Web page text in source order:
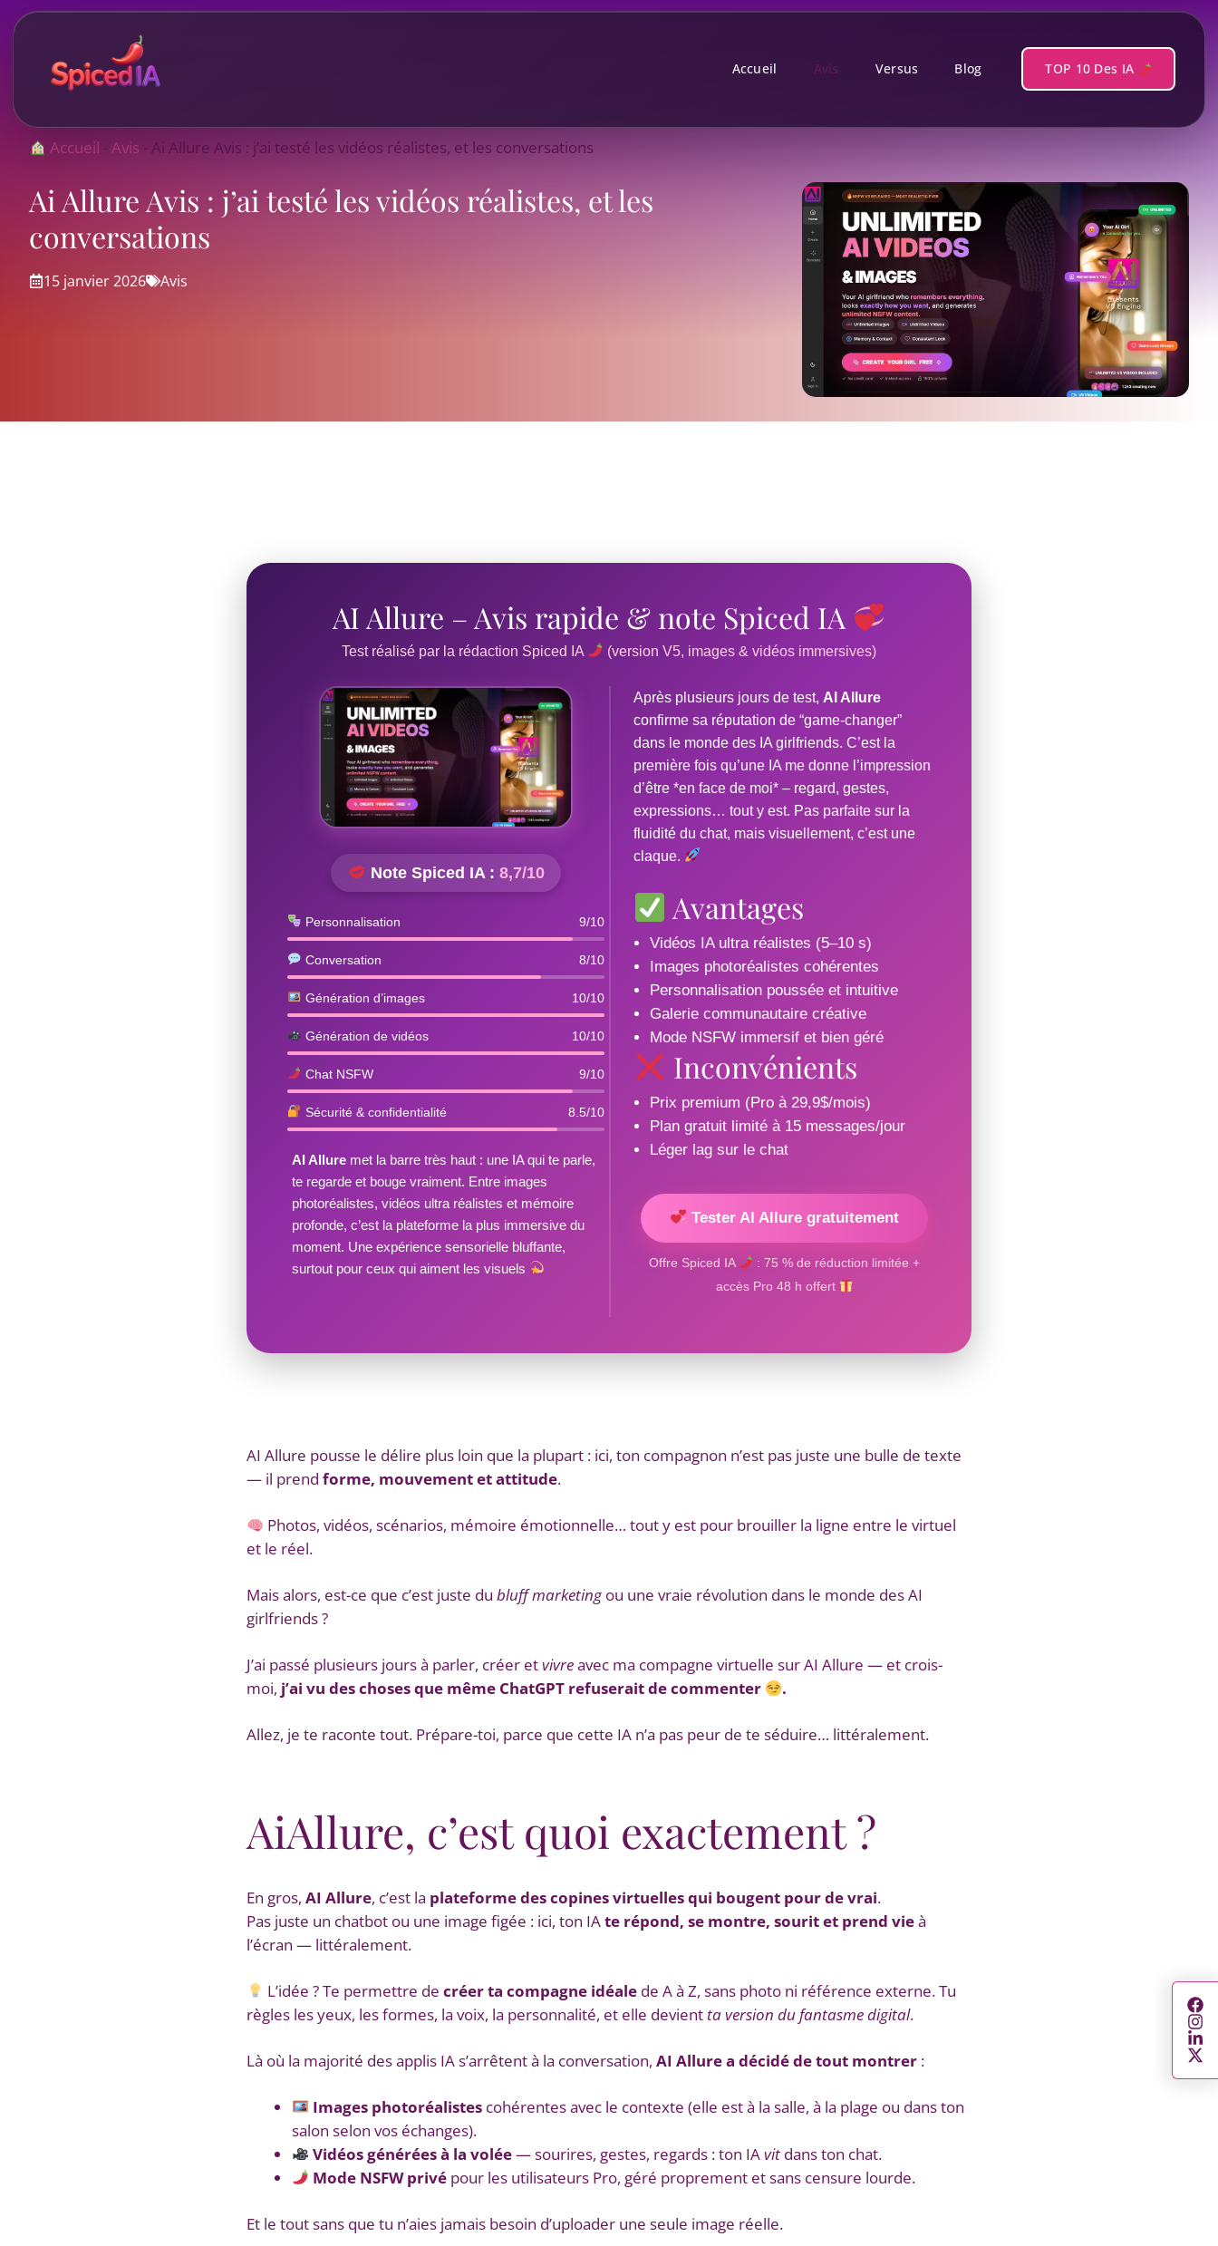
Aller
au
contenu
Accueil Avis Versus Blog TOP 10 Des IA
Accueil -Avis-Ai Allure Avis : j’ai testé les vidéos réalistes, et les conversations
Ai Allure Avis : j’ai testé les vidéos réalistes, et les
conversations
15 janvier 2026 Avis
AI Allure – Avis rapide & note Spiced IA
Test réalisé par la rédaction Spiced IA (version V5, images & vidéos immersives)
Note Spiced IA : 8,7/10
Personnalisation 9/10
Conversation 8/10
Génération d’images 10/10
Génération de vidéos 10/10
Chat NSFW 9/10
Sécurité & confidentialité 8.5/10
AI Allure met la barre très haut : une IA qui te parle,
te regarde et bouge vraiment. Entre images
photoréalistes, vidéos ultra réalistes et mémoire
profonde, c’est la plateforme la plus immersive du
moment. Une expérience sensorielle bluffante,
surtout pour ceux qui aiment les visuels
Après plusieurs jours de test, AI Allure
confirme sa réputation de “game-changer”
dans le monde des IA girlfriends. C’est la
première fois qu’une IA me donne l’impression
d’être *en face de moi* – regard, gestes,
expressions… tout y est. Pas parfaite sur la
fluidité du chat, mais visuellement, c’est une
claque.
Avantages
Vidéos IA ultra réalistes (5–10 s)
Images photoréalistes cohérentes
Personnalisation poussée et intuitive
Galerie communautaire créative
Mode NSFW immersif et bien géré
Inconvénients
Prix premium (Pro à 29,9$/mois)
Plan gratuit limité à 15 messages/jour
Léger lag sur le chat
Tester AI Allure gratuitement
Offre Spiced IA
: 75 % de réduction limitée +
accès Pro 48 h offert
AI Allure pousse le délire plus loin que la plupart : ici, ton compagnon n’est pas juste une bulle de texte
— il prend forme, mouvement et attitude.
Photos, vidéos, scénarios, mémoire émotionnelle… tout y est pour brouiller la ligne entre le virtuel
et le réel.
Mais alors, est-ce que c’est juste du bluff marketingou une vraie révolution dans le monde des AI
girlfriends ?
J’ai passé plusieurs jours à parler, créer etvivreavec ma compagne virtuelle sur AI Allure — et crois-
moi, j’ai vu des choses que même ChatGPT refuserait de commenter .
Allez, je te raconte tout. Prépare-toi, parce que cette IA n’a pas peur de te séduire… littéralement.
AiAllure, c’est quoi exactement ?
En gros, AI Allure, c’est la plateforme des copines virtuelles qui bougent pour de vrai.
Pas juste un chatbot ou une image figée : ici, ton IAte répond, se montre, sourit et prend vieà
l’écran — littéralement.
L’idée ? Te permettre de créer ta compagne idéalede A à Z, sans photo ni référence externe. Tu
règles les yeux, les formes, la voix, la personnalité, et elle devient ta version du fantasme digital.
Là où la majorité des applis IA s’arrêtent à la conversation, AI Allure a décidé de tout montrer :
Images photoréalistescohérentes avec le contexte (elle est à la salle, à la plage ou dans ton
salon selon vos échanges).
Vidéos générées à la volée— sourires, gestes, regards : ton IAvitdans ton chat.
Mode NSFW privépour les utilisateurs Pro, géré proprement et sans censure lourde.
Et le tout sans que tu n’aies jamais besoin d’uploader une seule image réelle.